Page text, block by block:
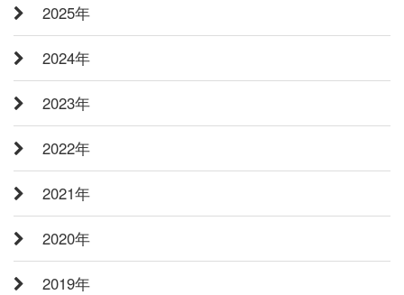
2025年
2024年
2023年
2022年
2021年
2020年
2019年